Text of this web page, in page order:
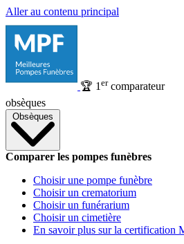
Aller au contenu principal
🏆 1 ercomparateur
obsèques
Obsèques
Comparer les pompes funèbres
Choisir une pompe funèbre
Choisir un crematorium
Choisir un funérarium
Choisir un cimetière
En savoir plus sur la certification